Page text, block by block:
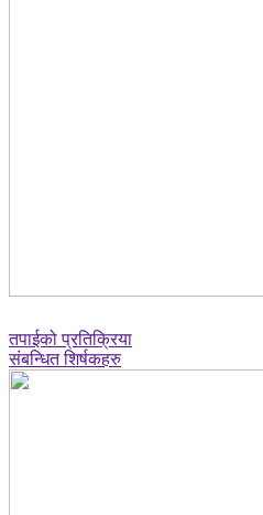
तपाईको प्रतिक्रिया
संबन्धित शिर्षकहरु